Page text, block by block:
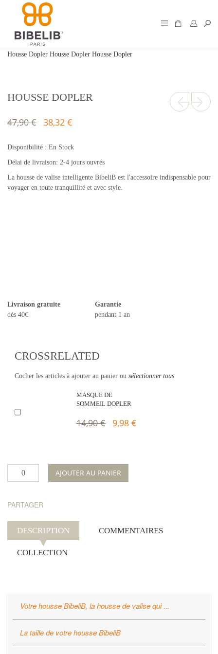
Housse Dopler Housse Dopler Housse Dopler
HOUSSE DOPLER
47,90 € 38,32 €
Disponibilité : En Stock
Délai de livraison: 2-4 jours ouvrés
La housse de valise intelligente BibeliB est l'accessoire indispensable pour
voyager en toute tranquillité et avec style.
Livraison gratuite
dés 40€
Garantie
pendant 1 an
CROSSRELATED
Cocher les articles à ajouter au panier ou sélectionner tous
MASQUE DE
SOMMEIL DOPLER
14,90 € 9,98 €
AJOUTER AU PANIER
PARTAGER
DESCRIPTION COMMENTAIRES
COLLECTION
Votre housse BibeliB, la housse de valise qui ...
Protègevotre valise
La housse BibeliB offre une protection optimale contre
La taille de votre housse BibeliB